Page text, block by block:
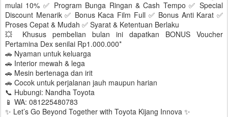
mulai 10% ✅ Program Bunga Ringan & Cash Tempo ✅ Special
Discount Menarik ✅ Bonus Kaca Film Full ✅ Bonus Anti Karat ✅
Proses Cepat & Mudah ✅ Syarat & Ketentuan Berlaku
💥 Khusus pembelian bulan ini dapatkan BONUS Voucher
Pertamina Dex senilai Rp1.000.000*
🚗 Nyaman untuk keluarga
🚗 Interior mewah & lega
🚗 Mesin bertenaga dan irit
🚗 Cocok untuk perjalanan jauh maupun harian
📞 Hubungi: Nandha Toyota
📱 WA: 081225480783
✨ Let’s Go Beyond Together with Toyota Kijang Innova ✨